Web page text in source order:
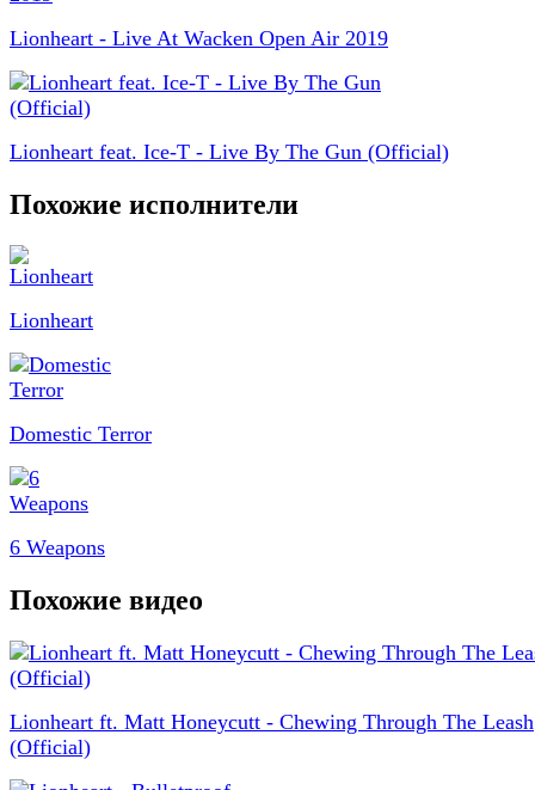
Lionheart - Live At Wacken Open Air 2019
Lionheart feat. Ice-T - Live By The Gun (Official)
Похожие исполнители
Lionheart
Domestic Terror
6 Weapons
Похожие видео
Lionheart ft. Matt Honeycutt - Chewing Through The Leash
(Official)